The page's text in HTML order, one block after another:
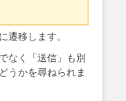
遷移します。
なく「送信」も別
うかを尋ねられま